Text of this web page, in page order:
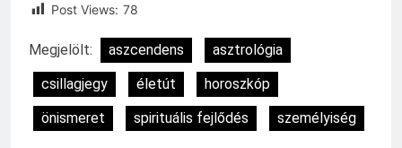
Post Views: 78
Megjelölt: aszcendens
asztrológia
csillagjegy
életút
horoszkóp
önismeret
spirituális fejlődés személyiség